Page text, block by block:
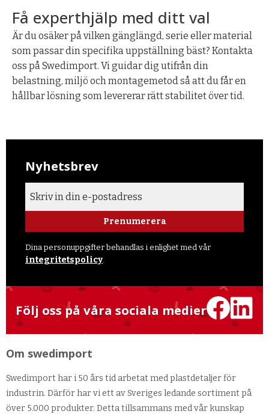
Få experthjälp med ditt val
Är du osäker på vilken gänglängd, serie eller material
som passar din specifika uppställning bäst? Kontakta
oss på Swedimport. Vi guidar dig utifrån din
belastning, miljö och montagemetod så att du får en
hållbar lösning som levererar rätt stabilitet över tid.
Nyhetsbrev
Prenumerera
Dina personuppgifter behandlas i enlighet med vår
integritetspolicy
Följ oss på våra sociala medier
Om swedimport
Swedimport har i 50 års tid arbetat med plastdetaljer för
industrin. Därför har vi ett av Sveriges ledande sortiment på
över 5.000 produkter. Detta tillsammans med vår kunskap